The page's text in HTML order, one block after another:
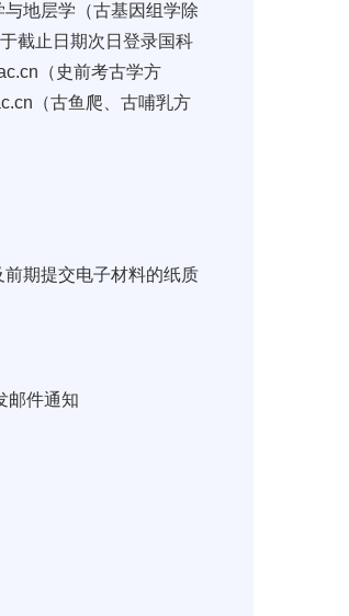
地层学（古基因组学除
截止日期次日登录国科
（史前考古学方
（古鱼爬、古哺乳方
期提交电子材料的纸质
邮件通知